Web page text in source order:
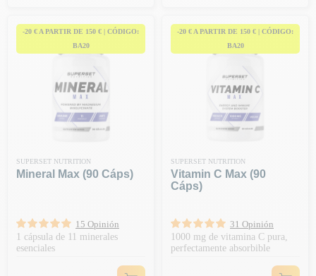
-20 € A PARTIR DE 150 € | CÓDIGO:
BA20
SUPERSET NUTRITION
Mineral Max (90 Cáps)
15 Opinión
1 cápsula de 11 minerales
esenciales
-20 € A PARTIR DE 150 € | CÓDIGO:
BA20
SUPERSET NUTRITION
Vitamin C Max (90
Cáps)
31 Opinión
1000 mg de vitamina C pura,
perfectamente absorbible